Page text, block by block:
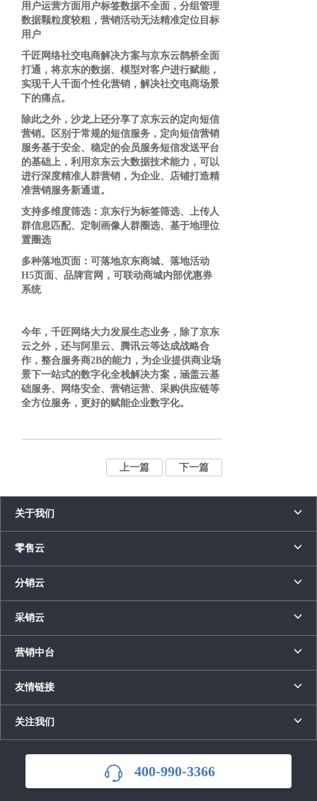
用户运营方面用户标签数据不全面，分组管理
数据颗粒度较粗，营销活动无法精准定位目标
用户
千匠网络社交电商解决方案与京东云鹊桥全面
打通，将京东的数据、模型对客户进行赋能，
实现千人千面个性化营销，解决社交电商场景
下的痛点。
除此之外，沙龙上还分享了京东云的定向短信
营销。区别于常规的短信服务，定向短信营销
服务基于安全、稳定的会员服务短信发送平台
的基础上，利用京东云大数据技术能力，可以
进行深度精准人群营销，为企业、店铺打造精
准营销服务新通道。
支持多维度筛选：京东行为标签筛选、上传人
群信息匹配、定制画像人群圈选、基于地理位
置圈选
多种落地页面：可落地京东商城、落地活动
H5页面、品牌官网，可联动商城内部优惠券
系统
今年，千匠网络大力发展生态业务，除了京东
云之外，还与阿里云、腾讯云等达成战略合
作，整合服务商2B的能力，为企业提供商业场
景下一站式的数字化全栈解决方案，涵盖云基
础服务、网络安全、营销运营、采购供应链等
全方位服务，更好的赋能企业数字化。
上一篇 下一篇
关于我们
零售云
分销云
采销云
营销中台
友情链接
关注我们
400-990-3366